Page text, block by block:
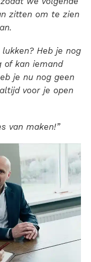
zitten om te zien
Heb je nog
of kan iemand
je nu nog geen
voor je open
van maken!”